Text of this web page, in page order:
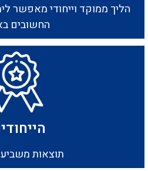
הליך ממוקד וייחודי מאפשר
החשובים
תוצאות